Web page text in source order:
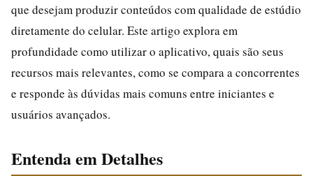
que desejam produzir conteúdos com qualidade de estúdio
diretamente do celular. Este artigo explora em
profundidade como utilizar o aplicativo, quais são seus
recursos mais relevantes, como se compara a concorrentes
e responde às dúvidas mais comuns entre iniciantes e
usuários avançados.
Entenda em Detalhes